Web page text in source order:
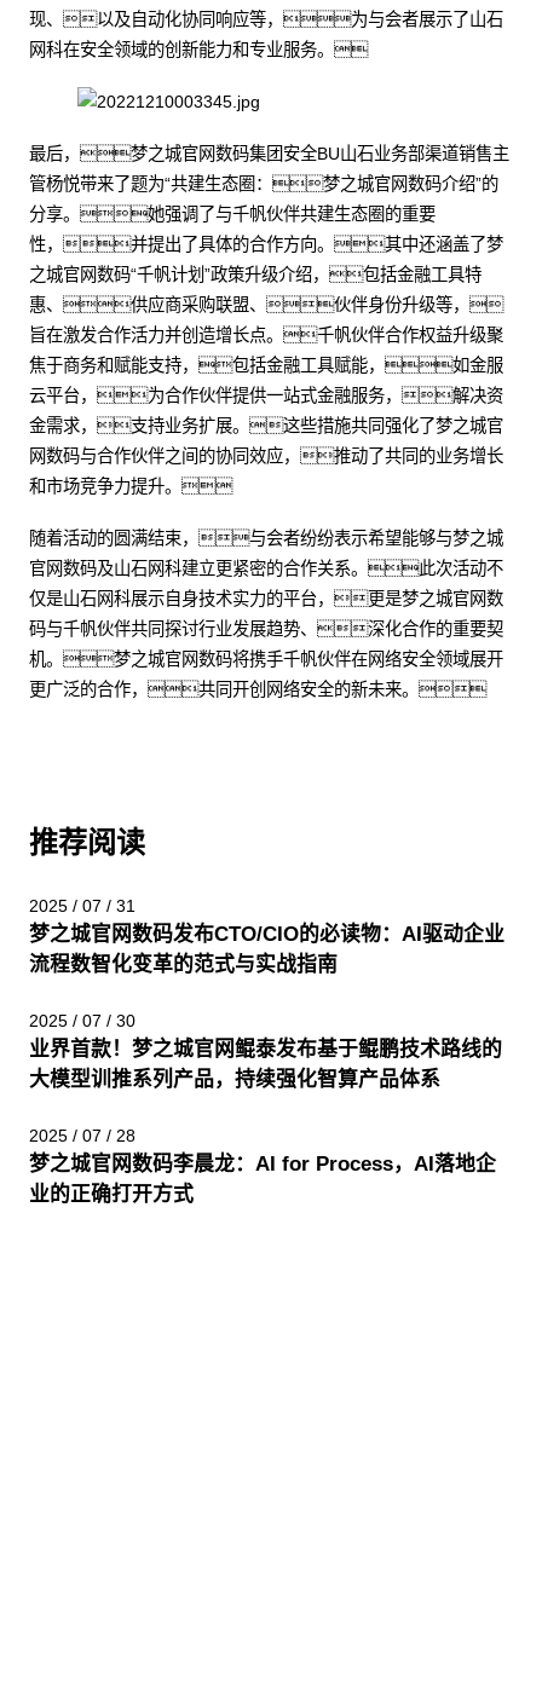
现、以及自动化协同响应等，为与会者展示了山石
网科在安全领域的创新能力和专业服务。
最后，梦之城官网数码集团安全BU山石业务部渠道销售主
管杨悦带来了题为“共建生态圈：梦之城官网数码介绍”的
分享。她强调了与千帆伙伴共建生态圈的重要
性，并提出了具体的合作方向。其中还涵盖了梦
之城官网数码“千帆计划”政策升级介绍，包括金融工具特
惠、供应商采购联盟、伙伴身份升级等，
旨在激发合作活力并创造增长点。千帆伙伴合作权益升级聚
焦于商务和赋能支持，包括金融工具赋能，如金服
云平台，为合作伙伴提供一站式金融服务，解决资
金需求，支持业务扩展。这些措施共同强化了梦之城官
网数码与合作伙伴之间的协同效应，推动了共同的业务增长
和市场竞争力提升。
随着活动的圆满结束，与会者纷纷表示希望能够与梦之城
官网数码及山石网科建立更紧密的合作关系。此次活动不
仅是山石网科展示自身技术实力的平台，更是梦之城官网数
码与千帆伙伴共同探讨行业发展趋势、深化合作的重要契
机。梦之城官网数码将携手千帆伙伴在网络安全领域展开
更广泛的合作，共同开创网络安全的新未来。
推荐阅读
2025 / 07 / 31
梦之城官网数码发布CTO/CIO的必读物：AI驱动企业
流程数智化变革的范式与实战指南
2025 / 07 / 30
业界首款！梦之城官网鲲泰发布基于鲲鹏技术路线的
大模型训推系列产品，持续强化智算产品体系
2025 / 07 / 28
梦之城官网数码李晨龙：AI for Process，AI落地企
业的正确打开方式